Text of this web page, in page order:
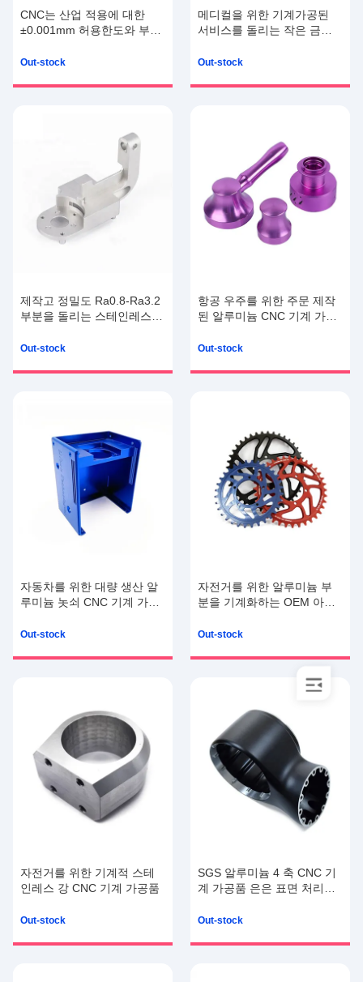
CNC는 산업 적용에 대한
±0.001mm 허용한도와 부품
Out-stock
메디컬을 위한 기계가공된
서비스를 돌리는 작은 금속
니켈
Out-stock
제작고 정밀도 Ra0.8-Ra3.2
부분을 돌리는 스테인레스
Out-stock
항공 우주를 위한 주문 제작
된 알루미늄 CNC 기계 가공
Out-stock
자동차를 위한 대량 생산 알
루미늄 놋쇠 CNC 기계 가공
Out-stock
자전거를 위한 알루미늄 부
분을 기계화하는 OEM 아노
Out-stock
자전거를 위한 기계적 스테
인레스 강 CNC 기계 가공품
Out-stock
SGS 알루미늄 4 축 CNC 기
계 가공품 은은 표면 처리
니다
Out-stock